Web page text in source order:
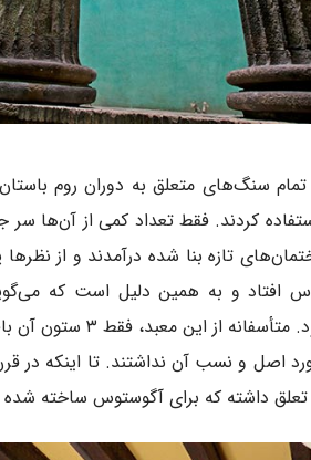
تمام سنگ‌های متعلق به دوران روم
کردند. فقط تعداد کمی از آن‌ها سر
تازه بنا شده درآمدند و از
افتاد و به همین دلیل است که
داشته که برای آگوستوس ساخته شده